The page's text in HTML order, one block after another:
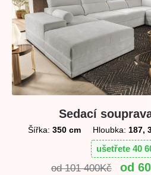
Sedací
Šířka: 350 cm Hloubka: 187,
ušetřete 40
101 400Kč